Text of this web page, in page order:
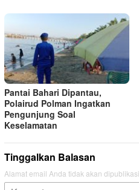
Pantai Bahari Dipantau,
Polairud Polman Ingatkan
Pengunjung Soal
Keselamatan
Tinggalkan Balasan
Alamat email Anda tidak akan